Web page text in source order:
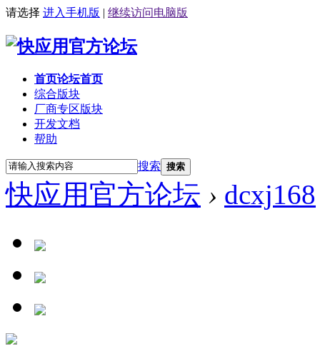
请选择 进入手机版 | 继续访问电脑版
首页论坛首页
综合版块
厂商专区版块
开发文档
帮助
搜索 搜索
快应用官方论坛 › dcxj168